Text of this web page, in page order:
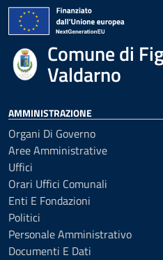
Comune di
Valdarno
AMMINISTRAZIONE
Organi Di Governo
Aree Amministrative
Uffici
Orari Uffici Comunali
Enti E Fondazioni
Politici
Personale Amministrativo
Documenti E Dati